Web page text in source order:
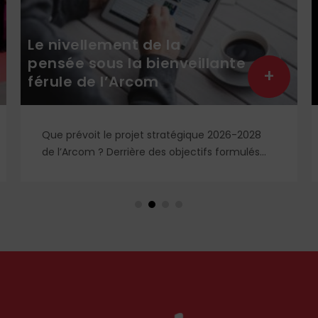
Le nivellement de la
pensée sous la bienveillante
férule de l’Arcom
Que prévoit le projet stratégique 2026-2028
de l’Arcom ? Derrière des objectifs formulés
se dessine un système liberticide de
+